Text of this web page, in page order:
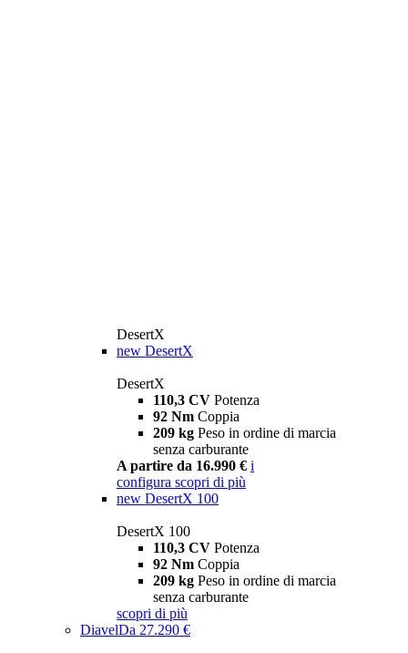
DesertX
new DesertX
DesertX
110,3 CV Potenza
92 Nm Coppia
209 kg Peso in ordine di marcia
senza carburante
A partire da 16.990 € i
configura scopri di più
new DesertX 100
DesertX 100
110,3 CV Potenza
92 Nm Coppia
209 kg Peso in ordine di marcia
senza carburante
scopri di più
DiavelDa 27.290 €